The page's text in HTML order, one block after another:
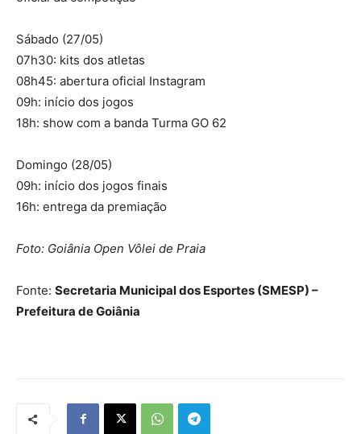
Sábado (27/05)
07h30: kits dos atletas
08h45: abertura oficial Instagram
09h: início dos jogos
18h: show com a banda Turma GO 62
Domingo (28/05)
09h: início dos jogos finais
16h: entrega da premiação
Foto: Goiânia Open Vôlei de Praia
Fonte: Secretaria Municipal dos Esportes (SMESP) –
Prefeitura de Goiânia